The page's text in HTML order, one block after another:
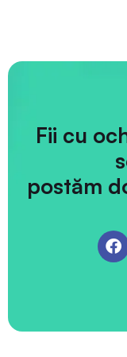
Fii cu
postăm